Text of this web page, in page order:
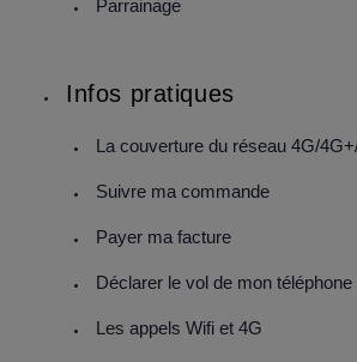
Parrainage
Infos pratiques
La couverture du réseau 4G/
Suivre ma commande
Payer ma facture
Déclarer le vol de mon téléphone
Les appels Wifi et 4G